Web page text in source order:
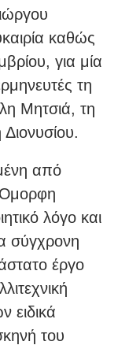
καθώς
για μία
τη
Μητσιά, τη
από
λόγο και
σύγχρονη
έργο
ειδικά
του